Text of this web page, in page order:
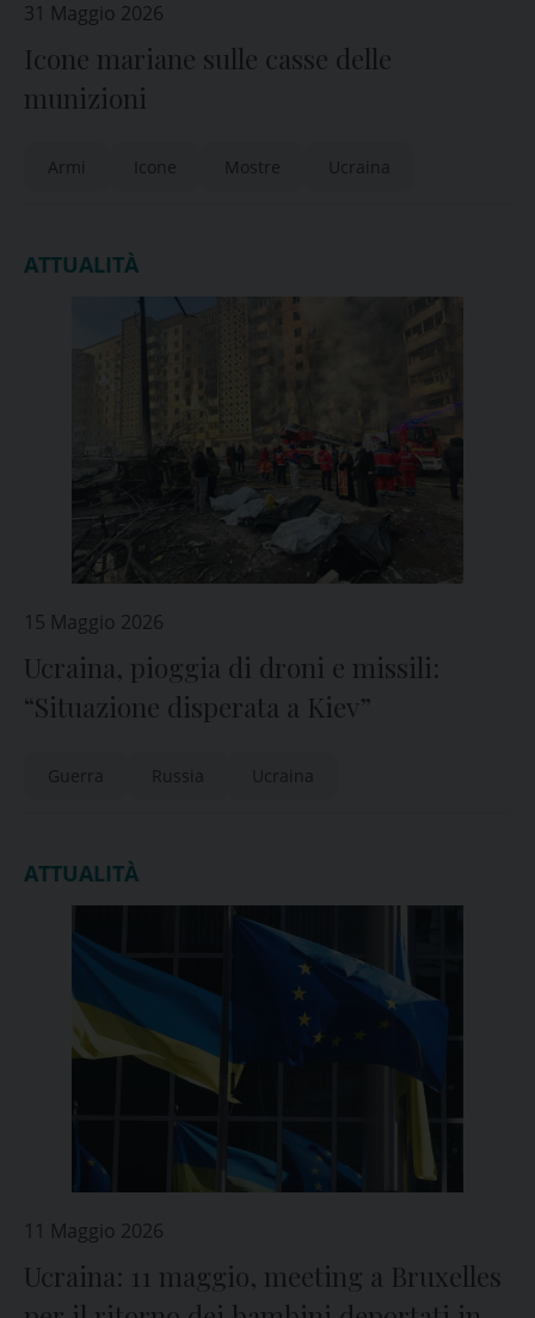
31 Maggio 2026
Icone mariane sulle casse delle
munizioni
Armi Icone Mostre Ucraina
ATTUALITÀ
15 Maggio 2026
Ucraina, pioggia di droni e missili:
“Situazione disperata a Kiev”
Guerra Russia Ucraina
ATTUALITÀ
11 Maggio 2026
Ucraina: 11 maggio, meeting a Bruxelles